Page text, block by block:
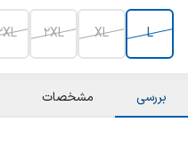
L
XL
2XL
3XL
بررسی مشخصات